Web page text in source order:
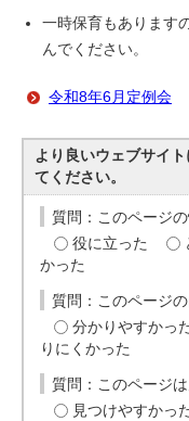
一時保育もあります
んでください。
令和8年6月定例会
より良いウェブサイ
てください。
質問：このページ
役に立った
かった
質問：このページ
分かりやすかっ
りにくかった
質問：このページ
見つけやすかっ